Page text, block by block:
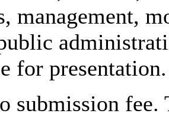
management,
for presentation.
submission